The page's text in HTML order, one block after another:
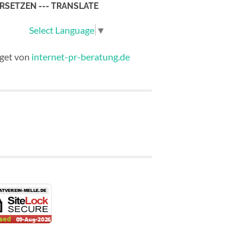
--- TRANSLATE
Select Language ▼
von internet-pr-beratung.de